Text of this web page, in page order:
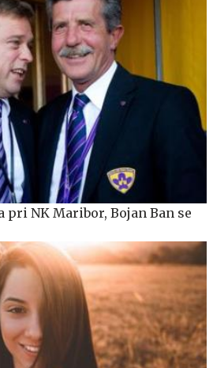
pri NK Maribor, Bojan Ban se